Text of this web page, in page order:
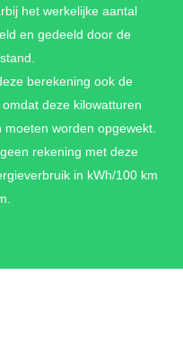
PLUS
met demperregeling
in de buitenspiegels
verwarmbaar en
het werkelijke aantal
en gedeeld door de
berekening ook de
deze kilowatturen
worden opgewekt.
rekening met deze
in kWh/100 km